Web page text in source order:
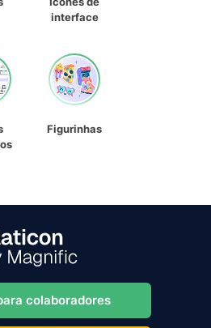
interface
Figurinhas
colaboradores